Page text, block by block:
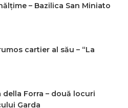
– Bazilica San Miniato
cartier al său – “La
della Forra – două locuri
Garda